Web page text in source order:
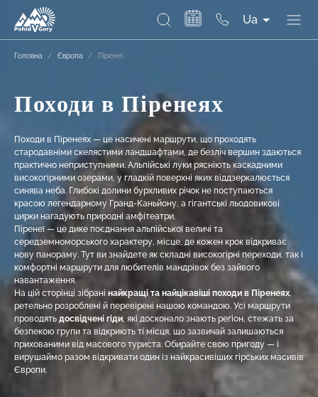
Ua
Головна / Європа / Піренеї
Походи в Піренеях
Походи в Піренеях — це насичені маршрути, що проходять
стародавніми скелястими ландшафтами, де безліч вершин здаються
практично неприступними. Альпійські луки рясніють каскадними
високогірними озерами, у гладкій поверхні яких віддзеркалюється
синява неба. Глибокі долини бурхливих річок не поступаються
красою легендарному Гранд-Каньйону, а гігантські льодовикові
цирки нагадують природні амфітеатри.
Піренеї — це дике поєднання альпійської величі та
середземноморського характеру, місце, де кожен крок відкриває
нову панораму. Тут ви знайдете як складні високогірні переходи, так і
комфортні маршрути для любителів мандрівок без зайвого
навантаження.
На цій сторінці зібрані найкращі та найцікавіші походи в Піренеях,
ретельно розроблені й перевірені нашою командою. Усі маршрути
проводять досвідчені гіди, які досконало знають регіон, стежать за
безпекою групи та відкриють ті місця, що зазвичай залишаються
прихованими від масового туриста. Обирайте свою пригоду — і
вирушаймо разом відкривати один із найкрасивіших гірських масивів
Європи.